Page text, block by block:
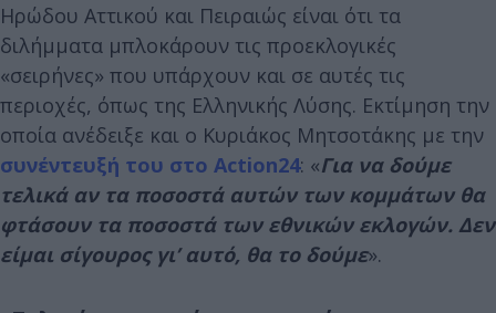
Ηρώδου Αττικού και Πειραιώς είναι ότι τα
διλήμματα μπλοκάρουν τις προεκλογικές
«σειρήνες» που υπάρχουν και σε αυτές τις
περιοχές, όπως της Ελληνικής Λύσης. Εκτίμηση την
οποία ανέδειξε και ο Κυριάκος Μητσοτάκης με την
συνέντευξή του στο Action24: «Για να δούμε
τελικά αν τα ποσοστά αυτών των κομμάτων θα
φτάσουν τα ποσοστά των εθνικών εκλογών. Δεν
είμαι σίγουρος γι’ αυτό, θα το δούμε».